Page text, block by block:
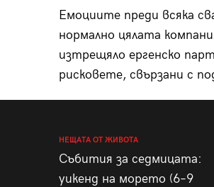
Емоциите преди всяка
нормално цялата
изтрещяло ергенско
рисковете, свързани с
НЕЩАТА ОТ ЖИВОТА
Събития за седмицата:
уикенд на морето (6–9